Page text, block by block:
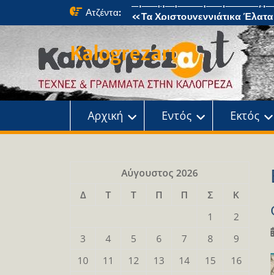
Ατζέντα:
«Τα Χριστουγεννιάτικα
μαγική περιπέτεια» στο
Η Χριστουγεννιάτικη
Ωδείου
Παρουσίαση του βιβλίου: Τα
αλάνας
Παρουσίαση του βιβλίου
τη Σαφράμπολη στην
Kalogrezart
Αρχική Εντός Εκτός
Αύγουστος 2026
Δ
Τ Τ Π Π Σ
Κ
1
2
3
4 5 6 7 8
9
10
11 12 13 14 15
16